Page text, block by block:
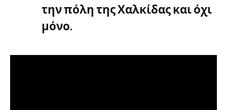
την πόλη της Χαλκίδας και όχι
μόνο.